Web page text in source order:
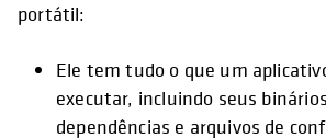
portátil:
Ele tem tudo o que um
executar, incluindo seus
dependências e arquivos de